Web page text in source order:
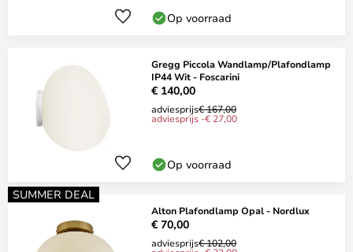
Op voorraad
Gregg Piccola Wandlamp/Plafondlamp
IP44 Wit - Foscarini
€ 140,00
adviesprijs€ 167,00
adviesprijs -€ 27,00
Op voorraad
SUMMER DEAL
Alton Plafondlamp Opal - Nordlux
€ 70,00
adviesprijs€ 102,00